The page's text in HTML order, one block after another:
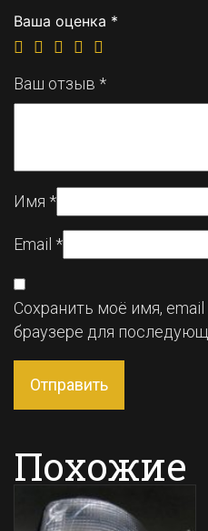
Ваша оценка *
Ваш отзыв *
Имя *
Email *
Сохранить моё имя,
браузере для
Похожие